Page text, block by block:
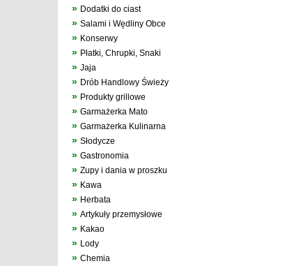
» Dodatki do ciast
» Salami i Wędliny Obce
» Konserwy
» Płatki, Chrupki, Snaki
» Jaja
» Drób Handlowy Świeży
» Produkty grillowe
» Garmażerka Mato
» Garmażerka Kulinarna
» Słodycze
» Gastronomia
» Zupy i dania w proszku
» Kawa
» Herbata
» Artykuły przemysłowe
» Kakao
» Lody
» Chemia